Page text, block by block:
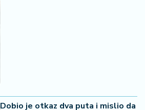
Dobio je otkaz dva puta i mislio da